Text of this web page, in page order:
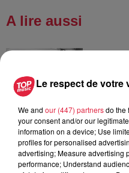
A lire aussi
6 août 2026
À
robinets
6 août 2026
Tags
Le respect de votre
We and our (447) partnersdo the
your consent and/or our
information on a device; Use
profiles for personalised
advertising; Measure advertising
performance; Understand